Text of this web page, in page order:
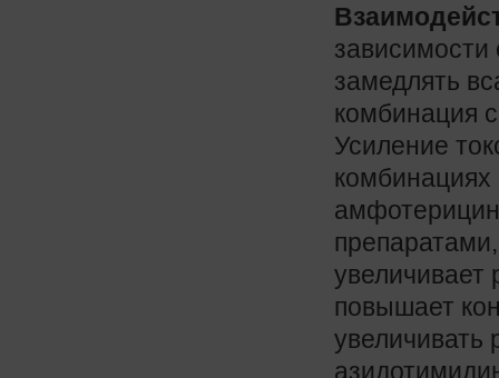
замедлять
комбинация
Усиление
комбинациях
увеличивает
повышает
увеличивать